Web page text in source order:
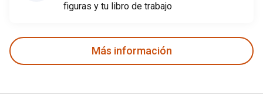
figuras y tu libro de trabajo
Más información